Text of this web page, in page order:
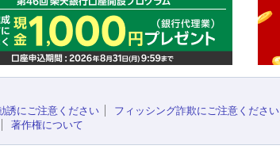
誘にご注意ください
フィッシング詐欺にご注意ください
著作権について